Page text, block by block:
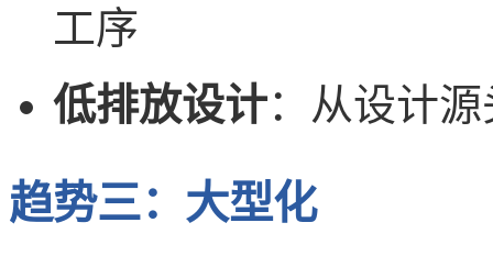
工序
低排放设计：从设计
趋势三：大型化